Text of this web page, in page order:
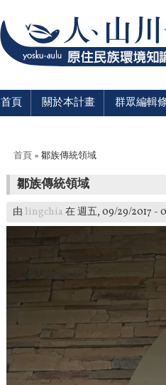
首頁 關於本計畫 群眾編輯
您在這裡
首頁 » 鄒族傳統領域
鄒族傳統領域
由 lingchia 在 週五, 09/29/2017 -